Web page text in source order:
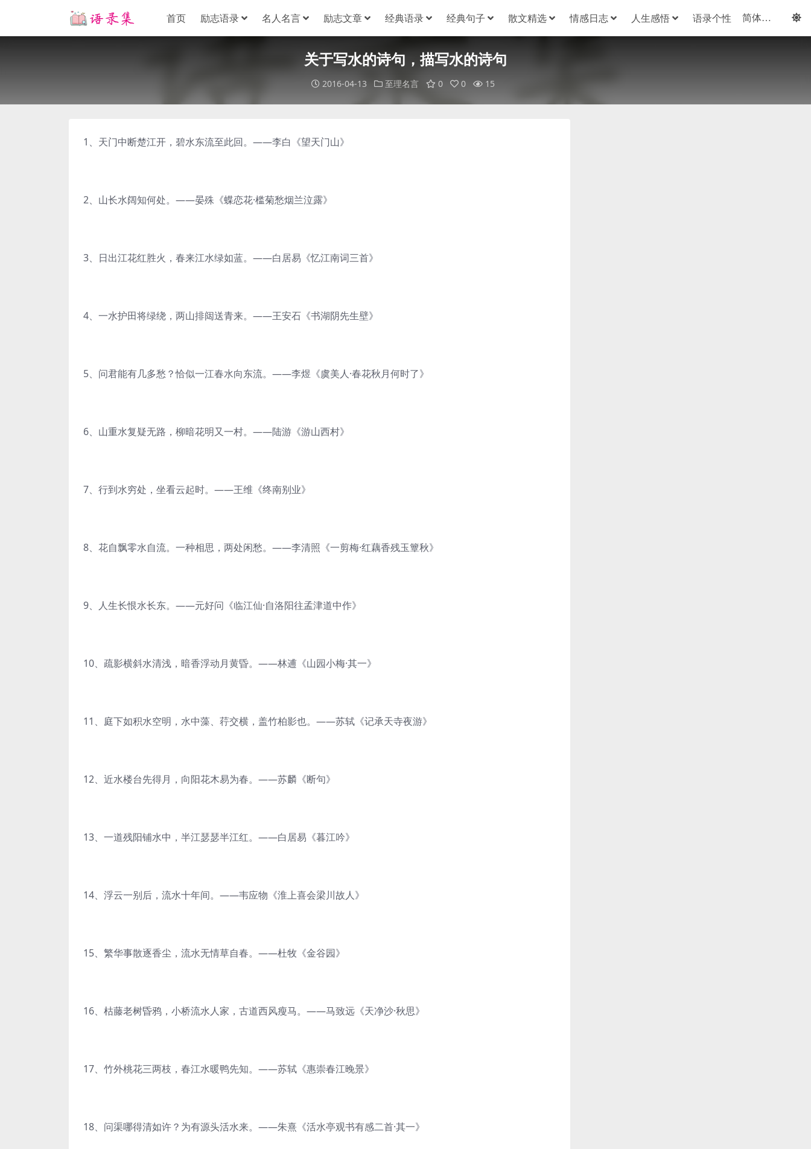
首页 励志语录 名人名言 励志文章 经典语录 经典句子 散文精选 情感日志 人生感悟 语录个性
关于写水的诗句，描写水的诗句
2016-04-13 至理名言 0 0 15
1、天门中断楚江开，碧水东流至此回。——李白《望天门山》
2、山长水阔知何处。——晏殊《蝶恋花·槛菊愁烟兰泣露》
3、日出江花红胜火，春来江水绿如蓝。——白居易《忆江南词三首》
4、一水护田将绿绕，两山排闼送青来。——王安石《书湖阴先生壁》
5、问君能有几多愁？恰似一江春水向东流。——李煜《虞美人·春花秋月何时了》
6、山重水复疑无路，柳暗花明又一村。——陆游《游山西村》
7、行到水穷处，坐看云起时。——王维《终南别业》
8、花自飘零水自流。一种相思，两处闲愁。——李清照《一剪梅·红藕香残玉簟秋》
9、人生长恨水长东。——元好问《临江仙·自洛阳往孟津道中作》
10、疏影横斜水清浅，暗香浮动月黄昏。——林逋《山园小梅·其一》
11、庭下如积水空明，水中藻、荇交横，盖竹柏影也。——苏轼《记承天寺夜游》
12、近水楼台先得月，向阳花木易为春。——苏麟《断句》
13、一道残阳铺水中，半江瑟瑟半江红。——白居易《暮江吟》
14、浮云一别后，流水十年间。——韦应物《淮上喜会梁川故人》
15、繁华事散逐香尘，流水无情草自春。——杜牧《金谷园》
16、枯藤老树昏鸦，小桥流水人家，古道西风瘦马。——马致远《天净沙·秋思》
17、竹外桃花三两枝，春江水暖鸭先知。——苏轼《惠崇春江晚景》
18、问渠哪得清如许？为有源头活水来。——朱熹《活水亭观书有感二首·其一》